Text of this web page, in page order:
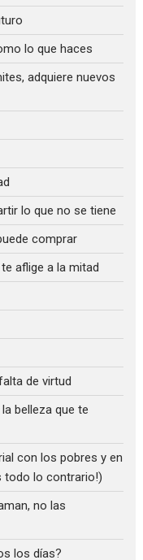
lo que haces
adquiere nuevos
lo que no se tiene
comprar
aflige a la mitad
de virtud
belleza que te
con los pobres y en
todo lo contrario!)
no las
los días?